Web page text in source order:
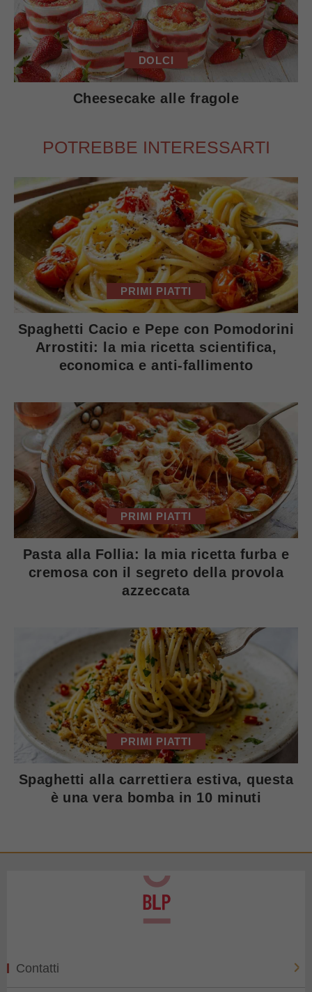
DOLCI
Cheesecake alle fragole
POTREBBE INTERESSARTI
PRIMI PIATTI
Spaghetti Cacio e Pepe con Pomodorini
Arrostiti: la mia ricetta scientifica,
economica e anti-fallimento
PRIMI PIATTI
Pasta alla Follia: la mia ricetta furba e
cremosa con il segreto della provola
azzeccata
PRIMI PIATTI
Spaghetti alla carrettiera estiva, questa
è una vera bomba in 10 minuti
Contatti